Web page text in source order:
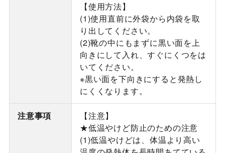
【使用方法】
(1)使用直前に外袋から内袋を取
り出してください。
(2)靴の中にもまずに黒い面を上
向きにして入れ、すぐにくつをは
いてください。
※黒い面を下向きにすると発熱し
にくくなります。
注意事項
【注意】
★低温やけど防止のための注意
(1)低温やけどは、体温より高い